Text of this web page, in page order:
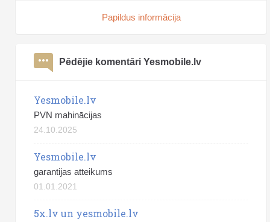
Papildus informācija
Pēdējie komentāri Yesmobile.lv
Yesmobile.lv
PVN mahinācijas
24.10.2025
Yesmobile.lv
garantijas atteikums
01.01.2021
5x.lv un yesmobile.lv